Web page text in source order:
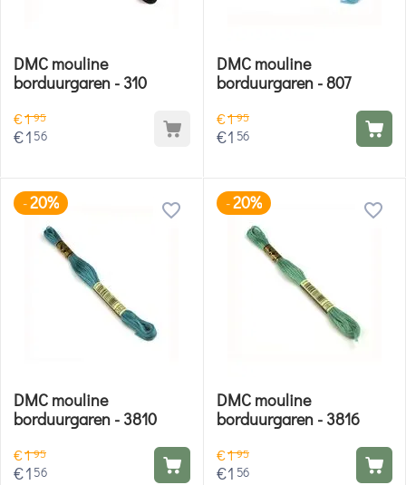
DMC mouline
borduurgaren - 310
€195
€1 56
DMC mouline
borduurgaren - 807
€195
€1 56
-20%
DMC mouline
borduurgaren - 3810
€195
€1 56
-20%
DMC mouline
borduurgaren - 3816
€195
€1 56